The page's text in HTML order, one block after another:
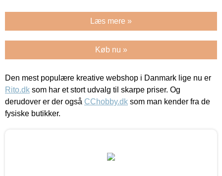
Læs mere »
Køb nu »
Den mest populære kreative webshop i Danmark lige nu er
Rito.dk som har et stort udvalg til skarpe priser. Og
derudover er der også CChobby.dk som man kender fra de
fysiske butikker.